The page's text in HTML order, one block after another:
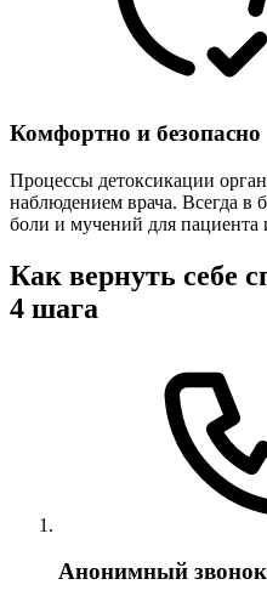
Комфортно и безопасно
Процессы детоксикации
наблюдением врача. Всегда в
боли и мучений для пациента
Как вернуть себе
4 шага
Анонимный звонок